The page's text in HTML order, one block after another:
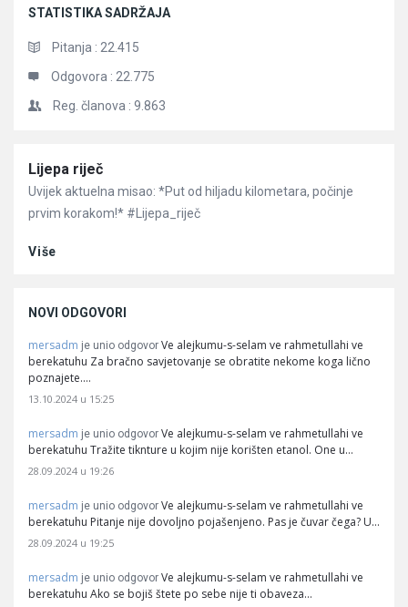
STATISTIKA SADRŽAJA
Pitanja : 22.415
Odgovora : 22.775
Reg. članova : 9.863
Članci
Lijepa riječ
Uvijek aktuelna misao: *Put od hiljadu kilometara, počinje
prvim korakom!* #Lijepa_riječ
Više
NOVI ODGOVORI
mersadm je unio odgovor Ve alejkumu-s-selam ve rahmetullahi ve
berekatuhu Za bračno savjetovanje se obratite nekome koga lično
poznajete.…
13.10.2024 u 15:25
mersadm je unio odgovor Ve alejkumu-s-selam ve rahmetullahi ve
berekatuhu Tražite tiknture u kojim nije korišten etanol. One u…
28.09.2024 u 19:26
mersadm je unio odgovor Ve alejkumu-s-selam ve rahmetullahi ve
berekatuhu Pitanje nije dovoljno pojašenjeno. Pas je čuvar čega? U…
28.09.2024 u 19:25
mersadm je unio odgovor Ve alejkumu-s-selam ve rahmetullahi ve
berekatuhu Ako se bojiš štete po sebe nije ti obaveza…